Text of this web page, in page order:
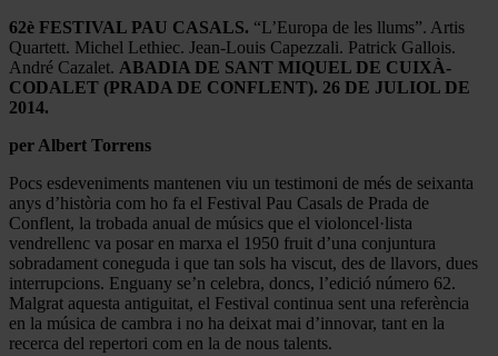
62è FESTIVAL PAU CASALS. “L’Europa de les llums”. Artis
Quartett. Michel Lethiec. Jean-Louis Capezzali. Patrick Gallois.
André Cazalet. ABADIA DE SANT MIQUEL DE CUIXÀ-
CODALET (PRADA DE CONFLENT). 26 DE JULIOL DE
2014.
per Albert Torrens
Pocs esdeveniments mantenen viu un testimoni de més de seixanta
anys d’història com ho fa el Festival Pau Casals de Prada de
Conflent, la trobada anual de músics que el violoncel·lista
vendrellenc va posar en marxa el 1950 fruit d’una conjuntura
sobradament coneguda i que tan sols ha viscut, des de llavors, dues
interrupcions. Enguany se’n celebra, doncs, l’edició número 62.
Malgrat aquesta antiguitat, el Festival continua sent una referència
en la música de cambra i no ha deixat mai d’innovar, tant en la
recerca del repertori com en la de nous talents.